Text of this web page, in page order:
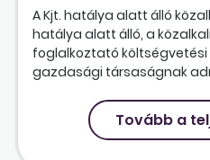
A Kjt. hatálya alatt álló
hatálya alatt álló, a
foglalkoztató
gazdasági társaságnak
Tovább a